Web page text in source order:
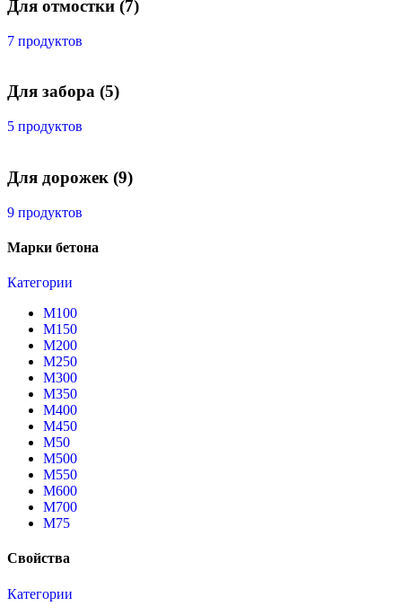
Для отмостки (7)
7 продуктов
Для забора (5)
5 продуктов
Для дорожек (9)
9 продуктов
Марки бетона
Категории
М100
М150
М200
М250
М300
М350
М400
М450
М50
М500
М550
М600
М700
М75
Свойства
Категории